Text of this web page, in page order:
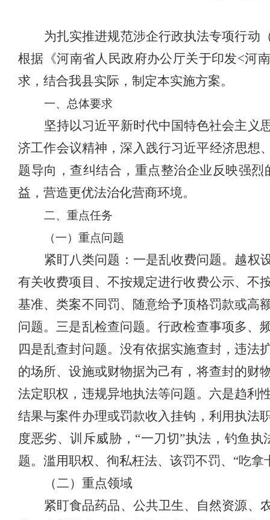
为扎实推进规范涉企行政执法专项行动
根据《河南省人民政府办公厅关于印发<河
求，结合我县实际，制定本实施方案。
一、总体要求
坚持以习近平新时代中国特色社会主义
济工作会议精神，深入践行习近平经济思想
题导向，查纠结合，重点整治企业反映强
益，营造更优法治化营商环境。
二、重点任务
（一）重点问题
紧盯八类问题：一是乱收费问题。 越权
有关收费项目、不按规定进行收费公示、不
基准、类案不同罚、随意给予顶格罚款或高
问题。三是乱检查问题。行政检查事项多、
四是乱查封问题。 没有依据实施查封，违法
的场所、设施或财物据为己有，将查封的财
法定职权，违规异地执法等问题。六是趋利
结果与案件办理或罚款收入挂钩，利用执法
度恶劣、训斥威胁，“一刀切”执法，钓鱼
题。 滥用职权、徇私枉法、该罚不罚、“吃
（二）重点领域
紧盯食品药品、公共卫生、自然资源、